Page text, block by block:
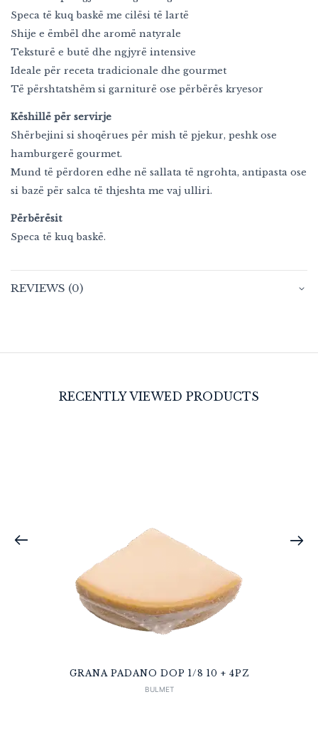
Speca të kuq baskë me cilësi të lartë
Shije e ëmbël dhe aromë natyrale
Teksturë e butë dhe ngjyrë intensive
Ideale për receta tradicionale dhe gourmet
Të përshtatshëm si garniturë ose përbërës kryesor
Këshillë për servirje
Shërbejini si shoqërues për mish të pjekur, peshk ose
hamburgerë gourmet.
Mund të përdoren edhe në sallata të ngrohta, antipasta ose
si bazë për salca të thjeshta me vaj ulliri.
Përbërësit
Speca të kuq baskë.
REVIEWS (0)
RECENTLY VIEWED PRODUCTS
GRANA PADANO DOP 1/8 10 + 4PZ
BULMET